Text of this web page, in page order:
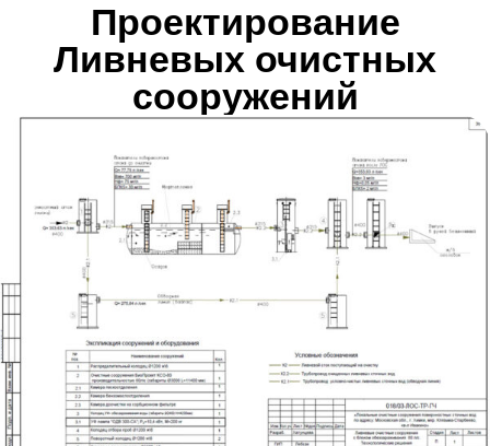
Проектирование
Ливневых очистных
сооружений